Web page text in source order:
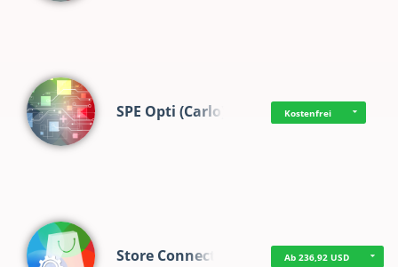
SPE Opti (Carlo) Kostenfrei
Store Connect Ab 236,92 USD